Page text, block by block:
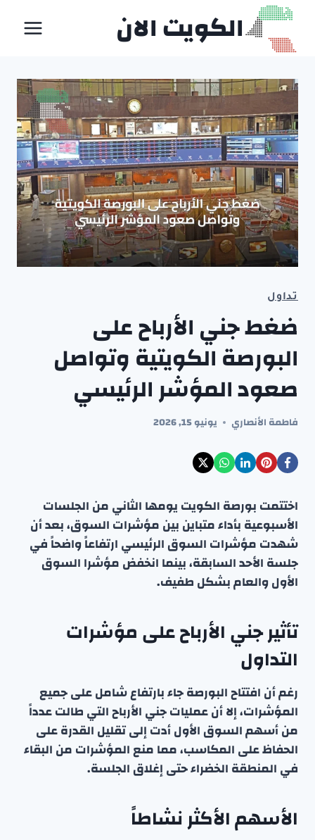
التجاوز
المحتوى
الكويت الان
تداول
ضغط جني الأرباح على
البورصة الكويتية وتواصل
صعود المؤشر الرئيسي
فاطمة الأنصاري يونيو 15, 2026
اختتمت بورصة الكويت يومها الثاني من الجلسات
الأسبوعية بأداء متباين بين مؤشرات السوق، بعد أن
شهدت مؤشرات السوق الرئيسي ارتفاعاً واضحاً في
جلسة الأحد السابقة، بينما انخفض مؤشرا السوق
الأول والعام بشكل طفيف.
تأثير جني الأرباح على مؤشرات
التداول
رغم أن افتتاح البورصة جاء بارتفاع شامل على جميع
المؤشرات، إلا أن عمليات جني الأرباح التي طالت عدداً
من أسهم السوق الأول أدت إلى تقليل القدرة على
الحفاظ على المكاسب، مما منع المؤشرات من البقاء
في المنطقة الخضراء حتى إغلاق الجلسة.
الأسهم الأكثر نشاطاً